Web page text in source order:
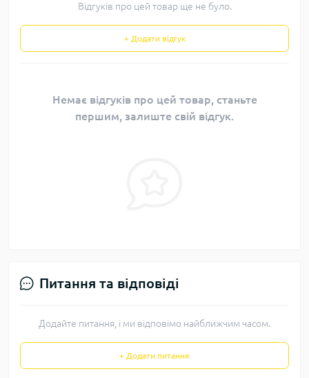
Відгуків про цей товар ще не було.
+ Додати відгук
Немає відгуків про цей товар, станьте
першим, залиште свій відгук.
Питання та відповіді
Додайте питання, і ми відповімо найближчим часом.
+ Додати питання